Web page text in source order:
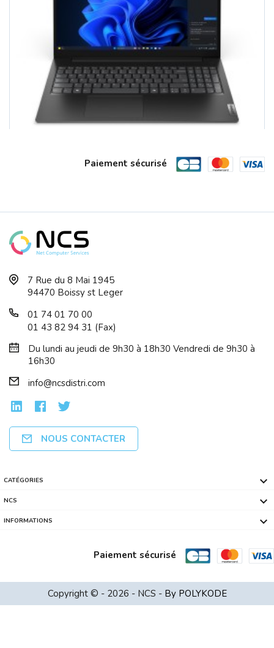
Portable 15.6 Acer AG15-42P RYZEN 5 7...
Paiement sécurisé
7 Rue du 8 Mai 1945
94470 Boissy st Leger
01 74 01 70 00
01 43 82 94 31 (Fax)
Du lundi au jeudi de 9h30 à 18h30 Vendredi de 9h30 à
16h30
info@ncsdistri.com
NOUS CONTACTER
CATÉGORIES 
NCS 
INFORMATIONS 
Paiement sécurisé
Copyright © - 2026 - NCS - By POLYKODE